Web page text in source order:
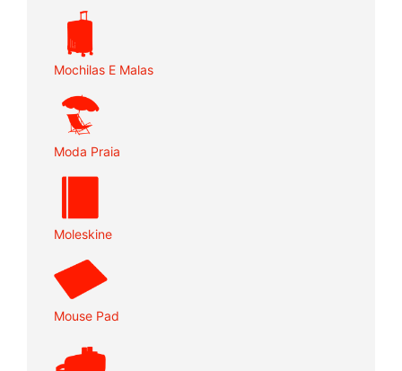
Mochilas E Malas
Moda Praia
Moleskine
Mouse Pad